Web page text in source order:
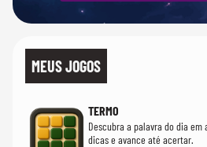
MEUS JOGOS
TERMO
Descubra a palavra do dia
dicas e avance até acertar.